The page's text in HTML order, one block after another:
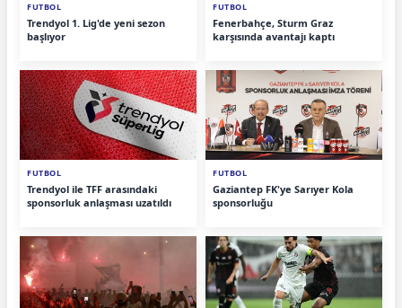
FUTBOL
Trendyol 1. Lig'de yeni sezon
başlıyor
FUTBOL
Fenerbahçe, Sturm Graz
karşısında avantajı kaptı
FUTBOL
Trendyol ile TFF arasındaki
sponsorluk anlaşması uzatıldı
FUTBOL
Gaziantep FK'ye Sarıyer Kola
sponsorluğu